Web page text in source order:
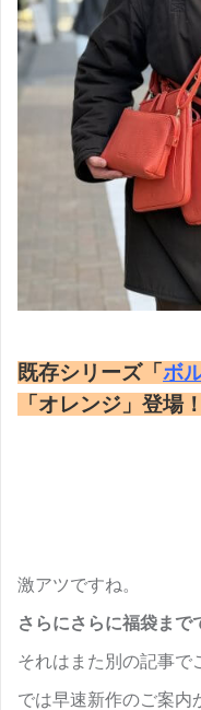
既存シリーズ「ボ
「オレンジ」登場！
激アツですね。
さらにさらに福袋まで
それはまた別の記事で
では早速新作のご案内